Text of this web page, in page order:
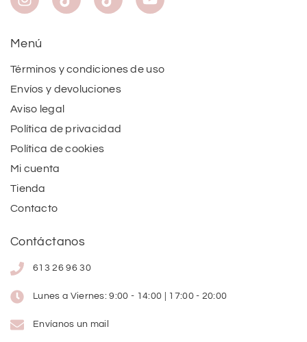
Menú
Términos y condiciones de uso
Envíos y devoluciones
Aviso legal
Política de privacidad
Política de cookies
Mi cuenta
Tienda
Contacto
Contáctanos
613 26 96 30
Lunes a Viernes: 9:00 - 14:00 | 17:00 - 20:00
Envíanos un mail